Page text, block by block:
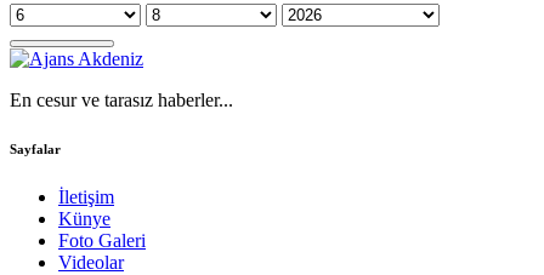
En cesur ve tarasız haberler...
Sayfalar
İletişim
Künye
Foto Galeri
Videolar